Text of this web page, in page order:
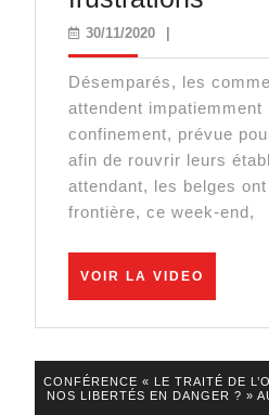
le
les
30/11/202030/11/2020
Désemparés, les
attendent impatiemment
confinement, prévue
afin de rouvrir leurs
attendant, les belges
frontière, ce week-end,
VOIR LA VIDEO
CONFÉRENCE « LE TRAITÉ DE
NOS LIBERTÉS EN DANGER ? »